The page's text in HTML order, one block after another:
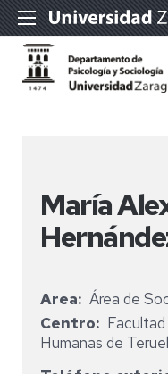
María
Area
Área de
Centro
Humanas de Teruel